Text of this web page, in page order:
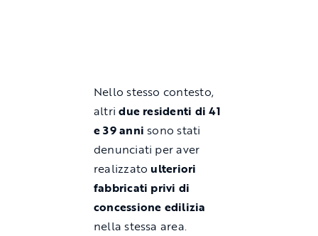
Nello stesso contesto,
altridue residenti di 41
e 39 anni sono stati
denunciati per aver
realizzato ulteriori
fabbricati privi di
concessione edilizia
nella stessa area.